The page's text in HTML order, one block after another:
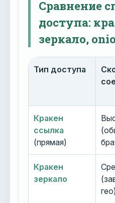
Сравнение
доступа:
зеркало,
Тип доступа
Кракен
ссылка
(прямая)
Кракен
зеркало